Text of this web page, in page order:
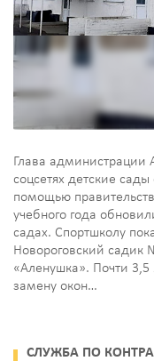
Глава администрации
соцсетях детские
помощью
учебного года
садах. Спортшколу
Новороговский
«Аленушка». Почти
замену окон…
СЛУЖБА ПО